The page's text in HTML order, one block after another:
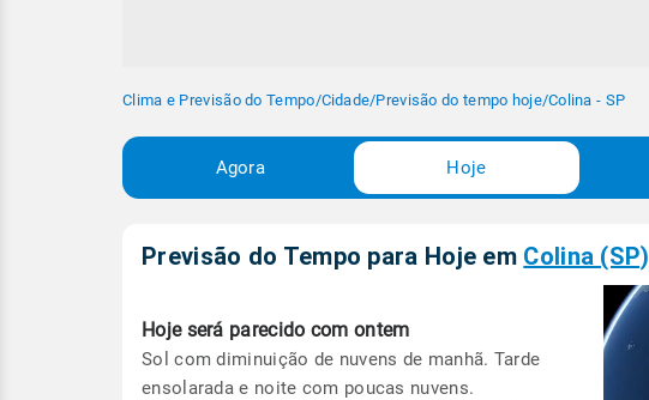
Clima e Previsão do Tempo/Cidade/Previsão do tempo hoje/Colina - SP
Agora Hoje
Previsão do Tempo para Hoje em Colina (SP)
Hoje será parecido com ontem
Sol com diminuição de nuvens de manhã. Tarde
ensolarada e noite com poucas nuvens.